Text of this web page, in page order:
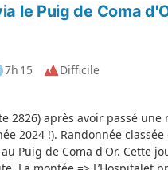
le Puig de Coma
7h 15
Difficile
2826) après avoir passé une
2024 !). Randonnée
Puig de Coma d'Or. Cette